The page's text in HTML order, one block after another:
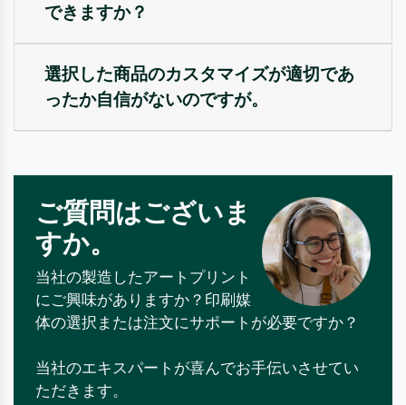
できますか？
選択した商品のカスタマイズが適切であ
ったか自信がないのですが。
ご質問はございま
すか。
当社の製造したアートプリント
にご興味がありますか？印刷媒
体の選択または注文にサポートが必要ですか？
当社のエキスパートが喜んでお手伝いさせてい
ただきます。